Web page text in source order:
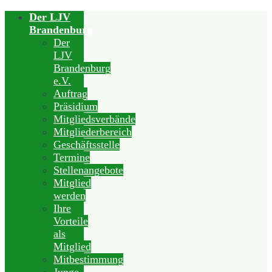
Der LJV
Brandenburg
Der
LJV
Brandenburg
e.V.
Auftrag
Präsidium
Mitgliedsverbände
Mitgliederbereich
Geschäftsstelle
Termine
Stellenangebote
Mitglied
werden
Ihre
Vorteile
als
Mitglied
Mitbestimmung